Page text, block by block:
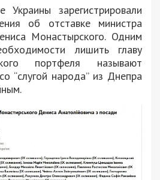
зарегистрировали
об отставке министра
Монастырского. Одним
лишить главу
портфеля называют
“слугой народа” из Днепра